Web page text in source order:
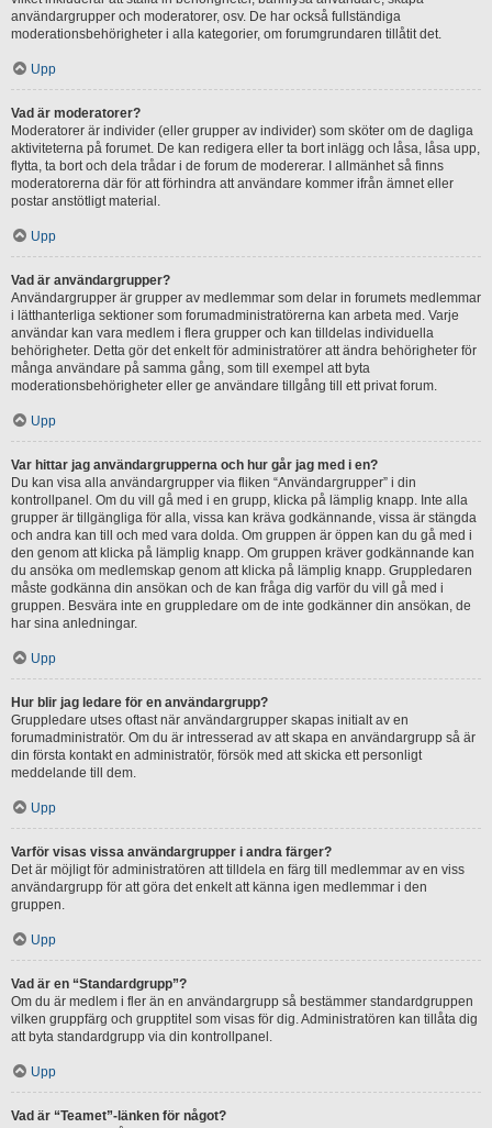
användargrupper och moderatorer, osv. De har också fullständiga
moderationsbehörigheter i alla kategorier, om forumgrundaren tillåtit det.
Upp
Vad är moderatorer?
Moderatorer är individer (eller grupper av individer) som sköter om de dagliga
aktiviteterna på forumet. De kan redigera eller ta bort inlägg och låsa, låsa upp,
flytta, ta bort och dela trådar i de forum de modererar. I allmänhet så finns
moderatorerna där för att förhindra att användare kommer ifrån ämnet eller
postar anstötligt material.
Upp
Vad är användargrupper?
Användargrupper är grupper av medlemmar som delar in forumets medlemmar
i lätthanterliga sektioner som forumadministratörerna kan arbeta med. Varje
användar kan vara medlem i flera grupper och kan tilldelas individuella
behörigheter. Detta gör det enkelt för administratörer att ändra behörigheter för
många användare på samma gång, som till exempel att byta
moderationsbehörigheter eller ge användare tillgång till ett privat forum.
Upp
Var hittar jag användargrupperna och hur går jag med i en?
Du kan visa alla användargrupper via fliken “Användargrupper” i din
kontrollpanel. Om du vill gå med i en grupp, klicka på lämplig knapp. Inte alla
grupper är tillgängliga för alla, vissa kan kräva godkännande, vissa är stängda
och andra kan till och med vara dolda. Om gruppen är öppen kan du gå med i
den genom att klicka på lämplig knapp. Om gruppen kräver godkännande kan
du ansöka om medlemskap genom att klicka på lämplig knapp. Gruppledaren
måste godkänna din ansökan och de kan fråga dig varför du vill gå med i
gruppen. Besvära inte en gruppledare om de inte godkänner din ansökan, de
har sina anledningar.
Upp
Hur blir jag ledare för en användargrupp?
Gruppledare utses oftast när användargrupper skapas initialt av en
forumadministratör. Om du är intresserad av att skapa en användargrupp så är
din första kontakt en administratör, försök med att skicka ett personligt
meddelande till dem.
Upp
Varför visas vissa användargrupper i andra färger?
Det är möjligt för administratören att tilldela en färg till medlemmar av en viss
användargrupp för att göra det enkelt att känna igen medlemmar i den
gruppen.
Upp
Vad är en “Standardgrupp”?
Om du är medlem i fler än en användargrupp så bestämmer standardgruppen
vilken gruppfärg och grupptitel som visas för dig. Administratören kan tillåta dig
att byta standardgrupp via din kontrollpanel.
Upp
Vad är “Teamet”-länken för något?